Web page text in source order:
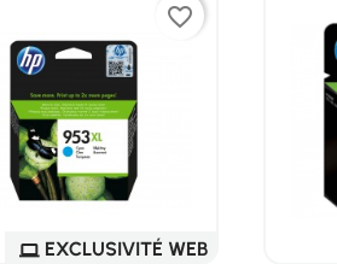
EXCLUSIVITÉ WEB
favorite_border